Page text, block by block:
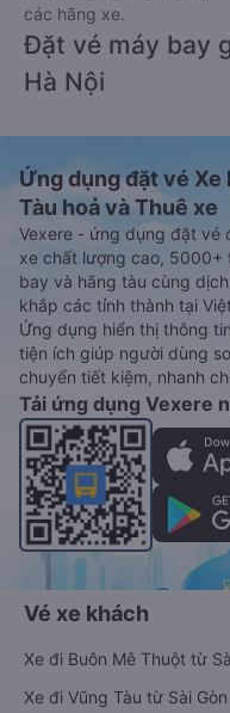
các hãng xe.
Đặt vé máy bay
Hà Nội
Ứng dụng đặt vé Xe
Tàu hoả và Thuê xe
Vexere - ứng dụng đặt vé
xe chất lượng cao, 5000+
bay và hãng tàu cùng
khắp các tỉnh thành tại
Ứng dụng hiển thị thông
tiện ích giúp người dùng
chuyển tiết kiệm, nhanh
Tải ứng dụng Vexere
Vé xe khách
Xe đi Buôn Mê Thuột từ
Xe đi Vũng Tàu từ Sài Gòn